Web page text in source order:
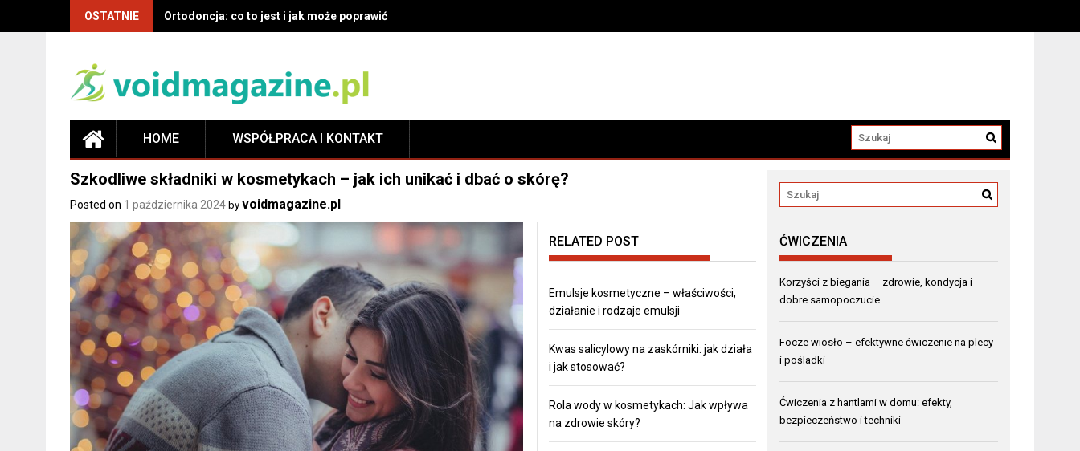
OSTATNIE Ortodoncja: co to jest i jak może poprawić Twój uśmiech?
HOME WSPÓŁPRACA I KONTAKT
Szkodliwe składniki w kosmetykach – jak ich unikać i dbać o skórę?
Posted on 1 października 2024 by voidmagazine.pl
RELATED POST
Emulsje kosmetyczne – właściwości,
działanie i rodzaje emulsji
Kwas salicylowy na zaskórniki: jak działa
i jak stosować?
Rola wody w kosmetykach: Jak wpływa
na zdrowie skóry?
ĆWICZENIA
Korzyści z biegania – zdrowie, kondycja i
dobre samopoczucie
Focze wiosło – efektywne ćwiczenie na plecy
i pośladki
Ćwiczenia z hantlami w domu: efekty,
bezpieczeństwo i techniki